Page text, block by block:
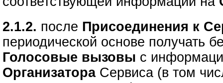
2.1.2. после Присоединения к
периодической основе получать
Голосовые вызовы с
Организатора Сервиса (в том